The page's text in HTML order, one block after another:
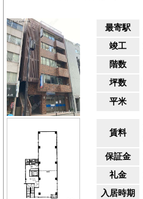
最寄駅
竣工
階数
坪数
平米
賃料
保証金
礼金
入居時期